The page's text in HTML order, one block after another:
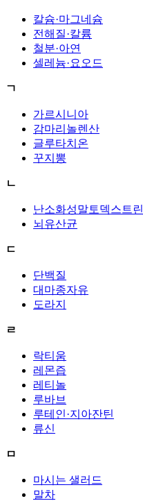
칼슘·마그네슘
전해질·칼륨
철분·아연
셀레늄·요오드
ㄱ
가르시니아
감마리놀렌산
글루타치온
꾸지뽕
ㄴ
난소화성말토덱스트린
뇌유산균
ㄷ
단백질
대마종자유
도라지
ㄹ
락티움
레몬즙
레티놀
루바브
루테인·지아잔틴
류신
ㅁ
마시는 샐러드
말차